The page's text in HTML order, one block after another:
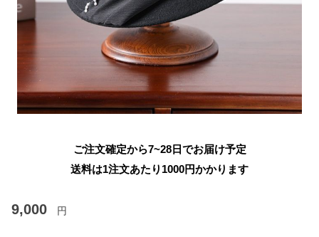
ご注文確定から7~28日でお届け予定
送料は1注文あたり 1000円かかります
9,000 円